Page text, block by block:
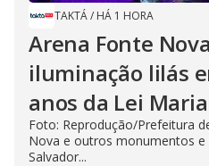
TAKTÁ/ HÁ 1 HORA
Arena Fonte
iluminação lilás
anos da Lei
Foto: Reprodução/Prefeitura
Nova e outros monumentos
Salvador...